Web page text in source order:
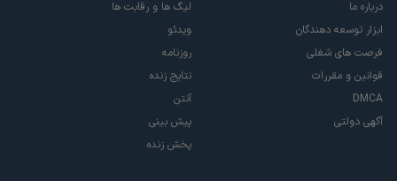
درباره ما
ابزار توسعه دهندگان
فرصت های شغلی
قوانین و مقررات
DMCA
آگهی دولتی
لیگ ها و رقابت ها
ویدئو
روزنامه
نتایج زنده
آنتن
پیش بینی
پخش زنده